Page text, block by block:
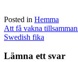
Posted in Hemma
Post
navigation
Att få vakna
Swedish fika
Lämna ett svar